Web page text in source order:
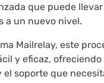
que puede
a un nuevo nivel.
Mailrelay, este
y eficaz, ofreciendo
el soporte que